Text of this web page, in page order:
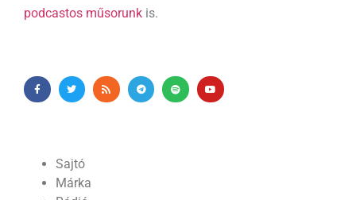
podcastos műsorunk is.
Sajtó
Márka